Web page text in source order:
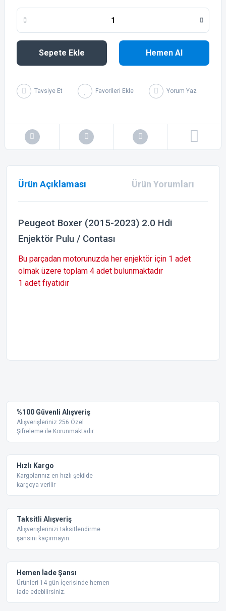
Sepete Ekle Hemen Al
Tavsiye Et Yorum Yaz
Ürün Açıklaması Ürün Yorumları
Peugeot Boxer (2015-2023) 2.0 Hdi
Enjektör Pulu / Contası
Bu parçadan motorunuzda her enjektör için 1 adet
olmak üzere toplam 4 adet bulunmaktadır
1 adet fiyatıdır
Ürün resmi kalitesiz, bozuk veya görüntülenemiyor.
Ürün açıklamasında eksik bilgiler bulunuyor.
Bu ürüne benzer farklı alternatifler olmalı.
%100 Güvenli Alışveriş
Alışverişleriniz 256 Özel
Şifreleme ile Korunmaktadır.
Hızlı Kargo
Kargolarınız en hızlı şekilde
kargoya verilir
Taksitli Alışveriş
Alışverişlerinizi taksitlendirme
şansını kaçırmayın.
Hemen İade Şansı
Ürünleri 14 gün İçerisinde hemen
iade edebilirsiniz.